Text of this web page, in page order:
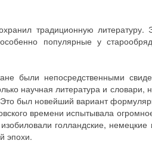
традиционную литературу.
популярные у
были непосредственными
научная литература и словари,
был новейший вариант
времени испытывала
голландские,
эпохи.